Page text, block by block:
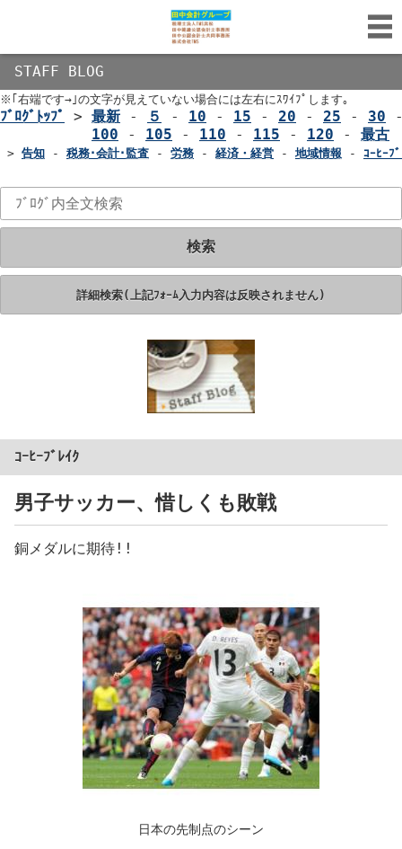
STAFF BLOG
※｢右端です→｣の文字が見えていない場合には左右にｽﾜｲﾌﾟします｡
ﾌﾞﾛｸﾞﾄｯﾌﾟ > 最新 - ５ - 10 - 15 - 20 - 25 - 30
100 - 105 - 110 - 115 - 120 - 最古
> 告知 - 税務･会計･監査 - 労務 - 経済・経営 - 地域情報 - ｺｰﾋｰﾌ
検索
詳細検索(上記ﾌｫｰﾑ入力内容は反映されません)
ｺｰﾋｰﾌﾞﾚｲｸ
男子サッカー、惜しくも敗戦
銅メダルに期待!!
日本の先制点のシーン